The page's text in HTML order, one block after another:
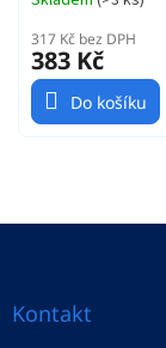
317 Kč bez DPH
383 Kč
Do košíku
Z
Kontakt